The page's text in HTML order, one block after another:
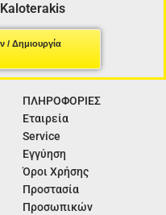
/ Δημιουργία
ΠΛΗΡΟΦΟΡΙΕΣ
Εταιρεία
Service
Εγγύηση
Όροι Χρήσης
Προστασία
Προσωπικών